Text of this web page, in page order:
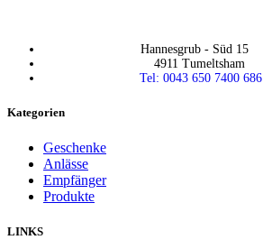
Hannesgrub - Süd 15
4911 Tumeltsham
Tel: 0043 650 7400 686
Kategorien
Geschenke
Anlässe
Empfänger
Produkte
LINKS